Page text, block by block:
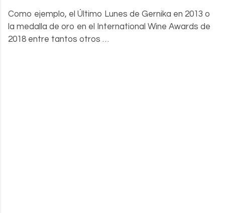
Como ejemplo, el Último Lunes de Gernika en 2013 o
la medalla de oro en el International Wine Awards de
2018 entre tantos otros …